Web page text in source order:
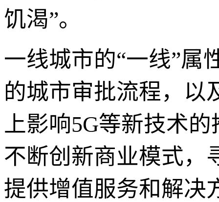
饥渴”。
一线城市的“一线”属
的城市审批流程，以
上影响5G等新技术
不断创新商业模式，
提供增值服务和解决